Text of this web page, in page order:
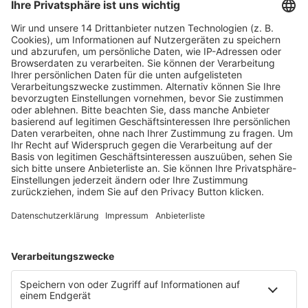
Fachmedien Recht und Wirtschaft
Ein Fachbereich der
dfv Mediengruppe
Mainzer Landstr. 251
60326 Frankfurt am Main
E-Mail:info@ruw.de
Web:https://www.ruw.de
AGB
Datenschutzerklärung
Genderhinweis